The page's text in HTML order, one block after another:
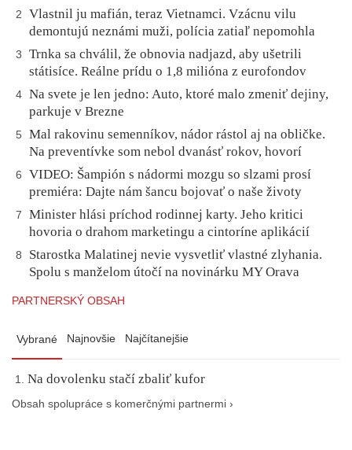
2
Vlastnil ju mafián, teraz Vietnamci. Vzácnu vilu
demontujú neznámi muži, polícia zatiaľ nepomohla
3
Trnka sa chválil, že obnovia nadjazd, aby ušetrili
státisíce. Reálne prídu o 1,8 milióna z eurofondov
4 Na svete je len jedno: Auto, ktoré malo zmeniť dejiny,
parkuje v Brezne
5
Mal rakovinu semenníkov, nádor rástol aj na obličke.
Na preventívke som nebol dvanásť rokov, hovorí
6
VIDEO: Šampión s nádormi mozgu so slzami prosí
premiéra: Dajte nám šancu bojovať o naše životy
7
Minister hlási príchod rodinnej karty. Jeho kritici
hovoria o drahom marketingu a cintoríne aplikácií
8
Starostka Malatinej nevie vysvetliť vlastné zlyhania.
Spolu s manželom útočí na novinárku MY Orava
PARTNERSKÝ OBSAH
Vybrané Najnovšie Najčítanejšie
Na dovolenku stačí zbaliť kufor
Obsah spolupráce s komerčnými partnermi ›